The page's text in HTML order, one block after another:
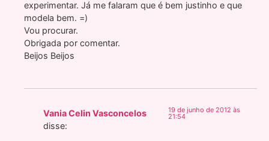
experimentar. Já me falaram que é bem justinho e que
modela bem. =)
Vou procurar.
Obrigada por comentar.
Beijos Beijos
Vania Celin Vasconcelos
disse:
19 de junho de 2012 às
21:54